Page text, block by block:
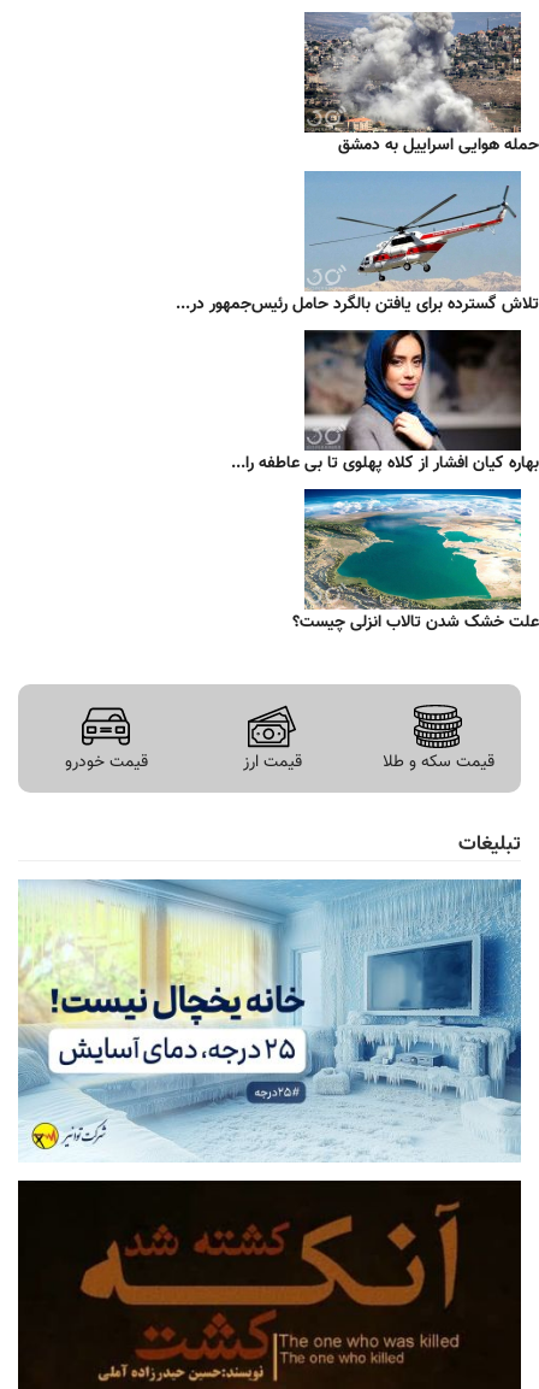
حمله هوایی اسراییل به دمشق
تلاش گسترده برای یافتن بالگرد حامل رئیس‌جمهور در...
بهاره کیان افشار از کلاه پهلوی تا بی عاطفه را...
علت خشک شدن تالاب انزلی چیست؟
قیمت سکه و طلا قیمت ارز قیمت خودرو
تبلیغات